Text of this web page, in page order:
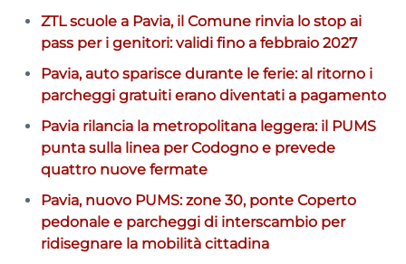
ZTL scuole a Pavia, il Comune rinvia lo stop ai
pass per i genitori: validi fino a febbraio 2027
Pavia, auto sparisce durante le ferie: al ritorno i
parcheggi gratuiti erano diventati a pagamento
Pavia rilancia la metropolitana leggera: il PUMS
punta sulla linea per Codogno e prevede
quattro nuove fermate
Pavia, nuovo PUMS: zone 30, ponte Coperto
pedonale e parcheggi di interscambio per
ridisegnare la mobilità cittadina